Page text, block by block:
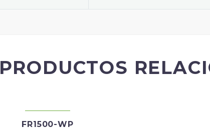
PRODUCTOS
FR1500-WP